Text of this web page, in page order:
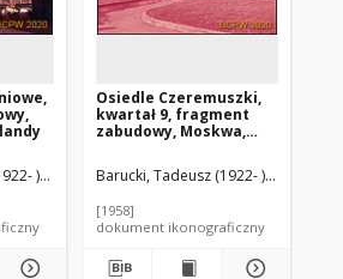
). Fotograf
Osiedle Czeremuszki,
kwartał 9, fragment
zabudowy, Moskwa,
Barucki, Tadeusz (1922- ). Fotograf
[1958]
dokument ikonograficzny